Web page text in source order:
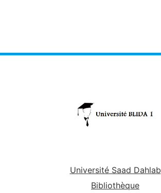
Université Saad Dahlab
Bibliothèque